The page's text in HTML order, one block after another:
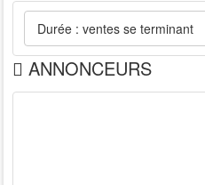
ANNONCEURS